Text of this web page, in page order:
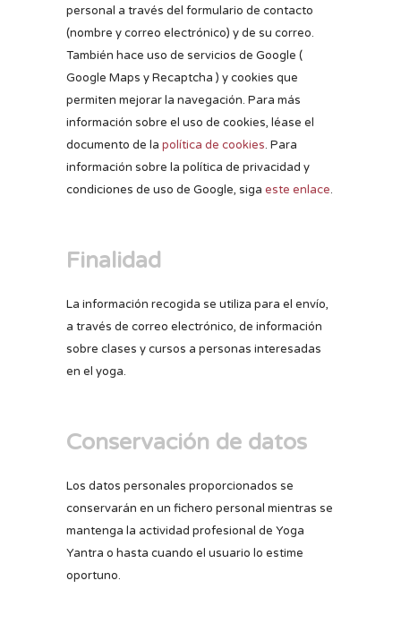
personal a través del formulario de contacto
(nombre y correo electrónico) y de su correo.
También hace uso de servicios de Google (
Google Maps y Recaptcha ) y cookies que
permiten mejorar la navegación. Para más
información sobre el uso de cookies, léase el
documento de la política de cookies. Para
información sobre la política de privacidad y
condiciones de uso de Google, siga este enlace.
Finalidad
La información recogida se utiliza para el envío,
a través de correo electrónico, de información
sobre clases y cursos a personas interesadas
en el yoga.
Conservación de datos
Los datos personales proporcionados se
conservarán en un fichero personal mientras se
mantenga la actividad profesional de Yoga
Yantra o hasta cuando el usuario lo estime
oportuno.